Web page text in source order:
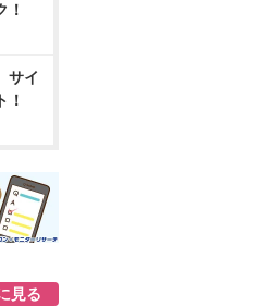
！
サイ
！
見る